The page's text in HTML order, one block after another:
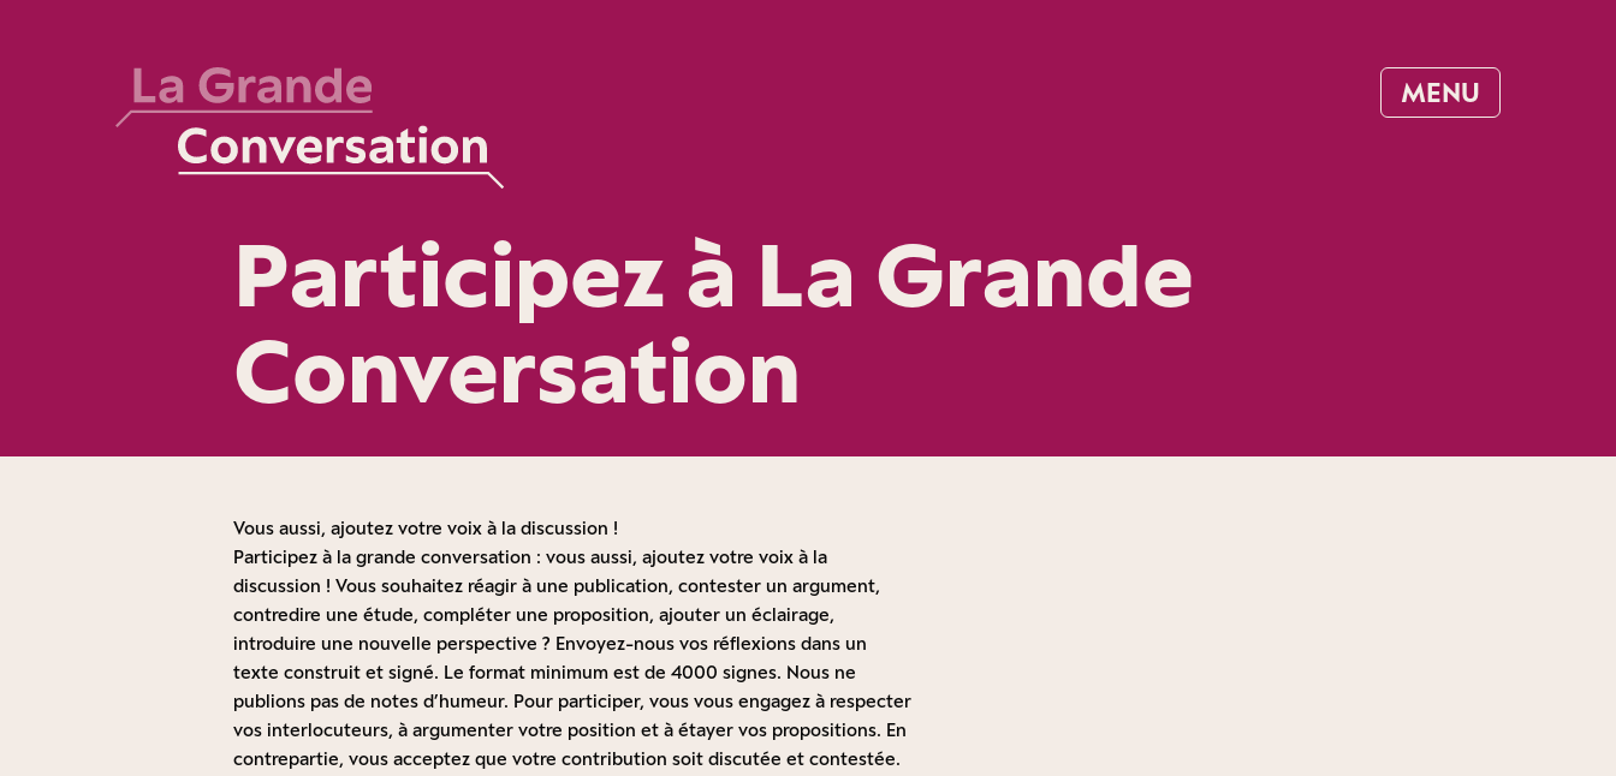
MENU
Participez à La Grande
Conversation
Vous aussi, ajoutez votre voix à la discussion !
Participez à la grande conversation : vous aussi, ajoutez votre voix à la
discussion ! Vous souhaitez réagir à une publication, contester un argument,
contredire une étude, compléter une proposition, ajouter un éclairage,
introduire une nouvelle perspective ? Envoyez-nous vos réflexions dans un
texte construit et signé. Le format minimum est de 4000 signes. Nous ne
publions pas de notes d’humeur. Pour participer, vous vous engagez à respecter
vos interlocuteurs, à argumenter votre position et à étayer vos propositions. En
contrepartie, vous acceptez que votre contribution soit discutée et contestée.